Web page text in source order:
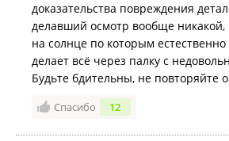
доказательства повреждения
делавший осмотр вообще никакой,
на солнце по которым
делает всё через палку с
Будьте бдительны, не повторяйте
Спасибо 12